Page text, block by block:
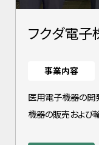
フクダ電
事業内容
医用電子機器の開
機器の販売および